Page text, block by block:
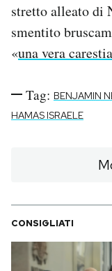
stretto alleato di
smentito
«una vera carestia
Tag: BENJAMIN
HAMAS ISRAELE
CONSIGLIATI